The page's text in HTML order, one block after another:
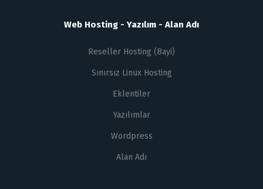
Web Hosting - Yazılım - Alan Adı
Reseller Hosting (Bayi)
Sınırsız Linux Hosting
Eklentiler
Yazılımlar
Wordpress
Alan Adı